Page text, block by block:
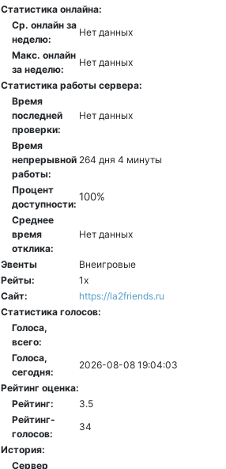
Статистика онлайна:
Ср. онлайн за
неделю:
Нет данных
Макс. онлайн
за неделю:
Нет данных
Статистика работы сервера:
Время
последней
проверки:
Нет данных
Время
непрерывной
работы:
264 дня 4 минуты
Процент
доступности:
100%
Среднее
время
отклика:
Нет данных
Эвенты
Внеигровые
Рейты:
1x
Сайт:
https://la2friends.ru
Статистика голосов:
Голоса,
всего:
Голоса,
сегодня:
2026-08-08 19:04:03
Рейтинг оценка:
Рейтинг:
3.5
Рейтинг-
голосов:
34
История:
Сервер